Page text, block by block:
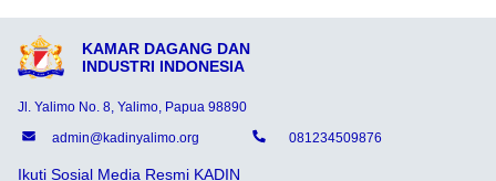
KAMAR DAGANG DAN
INDUSTRI INDONESIA
Jl. Yalimo No. 8, Yalimo, Papua 98890
admin@kadinyalimo.org
081234509876
Ikuti Sosial Media Resmi KADIN